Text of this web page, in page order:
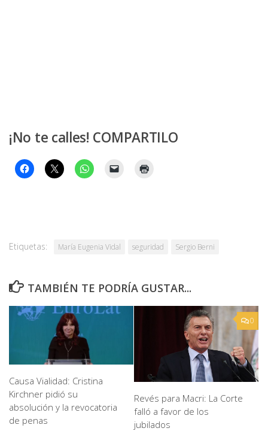
¡No te calles! COMPARTILO
Etiquetas: María Eugenia Vidal seguridad Sergio Berni
TAMBIÉN TE PODRÍA GUSTAR...
Causa Vialidad: Cristina
Kirchner pidió su
absolución y la revocatoria
de penas
0
Revés para Macri: La Corte
falló a favor de los
jubilados